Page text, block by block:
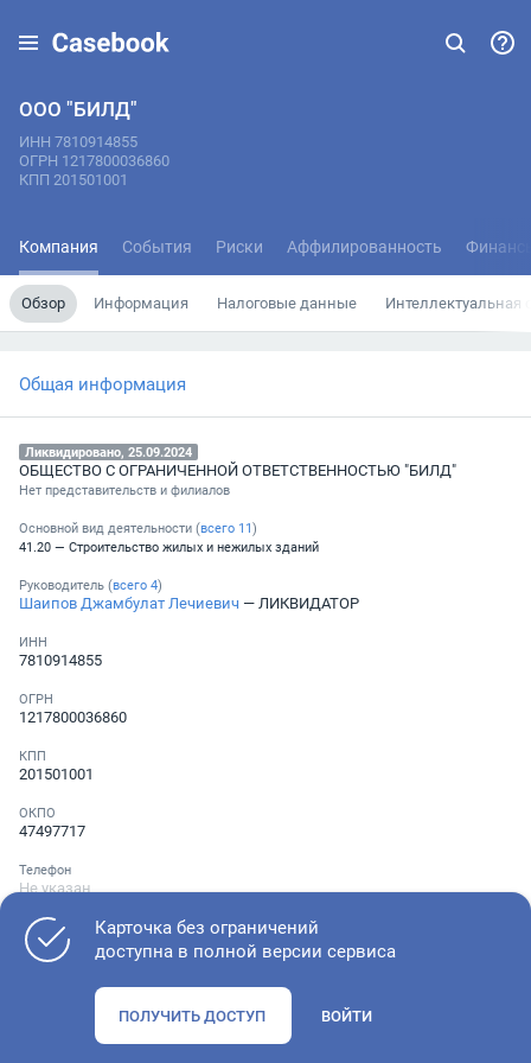
ООО "БИЛД"
ИНН 7810914855
ОГРН 1217800036860
КПП 201501001
Компания События Риски Аффилированность
Обзор Информация Налоговые данные Интеллектуальная
Общая информация
Ликвидировано, 25.09.2024
ОБЩЕСТВО С ОГРАНИЧЕННОЙ ОТВЕТСТВЕННОСТЬЮ "БИЛД"
Нет представительств и филиалов
Основной вид деятельности (всего 11)
41.20 — Строительство жилых и нежилых зданий
Руководитель (всего 4)
Шаипов Джамбулат Лечиевич — ЛИКВИДАТОР
ИНН
7810914855
ОГРН
1217800036860
КПП
201501001
ОКПО
47497717
Телефон
Не указан
Проверьте учредительные документы, адрес регистрации и
Карточка без ограничений
доступна в полной версии сервиса
ПОЛУЧИТЬ ДОСТУП ВОЙТИ